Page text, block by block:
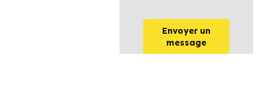
Envoyer un
message